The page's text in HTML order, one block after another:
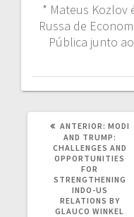
* Mateus Kozlov
Russa de
Pública junto
ANTERIOR: POST
MODI
AND TRUMP:
CHALLENGES AND
OPPORTUNITIES
FOR
STRENGTHENING
INDO-US
RELATIONS BY
GLAUCO WINKEL